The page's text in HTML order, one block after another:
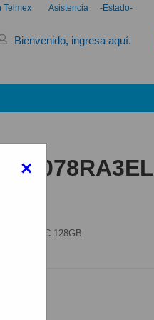
×
Asistencia
Telmex
Bienvenido, ingresa aquí.
25078RA3EL
15C 128GB